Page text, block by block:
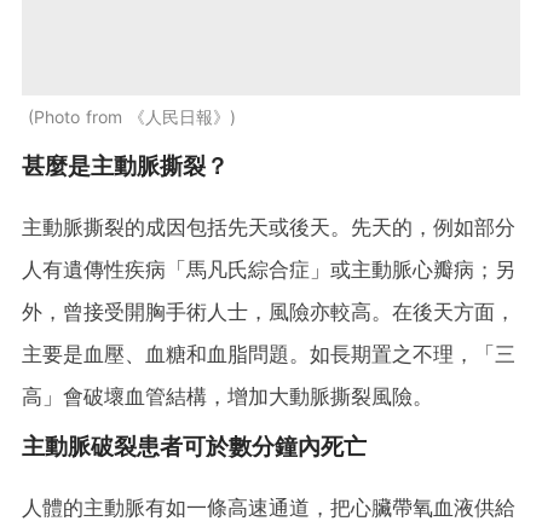
Photo from 《人民日報》
甚麼是主動脈撕裂？
主動脈撕裂的成因包括先天或後天。先天的，例如部分
人有遺傳性疾病「馬凡氏綜合症」或主動脈心瓣病；另
外，曾接受開胸手術人士，風險亦較高。在後天方面，
主要是血壓、血糖和血脂問題。如長期置之不理，「三
高」會破壞血管結構，增加大動脈撕裂風險。
主動脈破裂患者可於數分鐘內死亡
人體的主動脈有如一條高速通道，把心臟帶氧血液供給